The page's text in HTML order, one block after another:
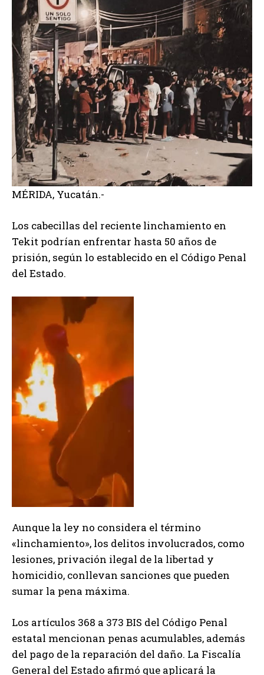
MÉRIDA, Yucatán.-
Los cabecillas del reciente linchamiento en
Tekit podrían enfrentar hasta 50 años de
prisión, según lo establecido en el Código Penal
del Estado.
Aunque la ley no considera el término
«linchamiento», los delitos involucrados, como
lesiones, privación ilegal de la libertad y
homicidio, conllevan sanciones que pueden
sumar la pena máxima.
Los artículos 368 a 373 BIS del Código Penal
estatal mencionan penas acumulables, además
del pago de la reparación del daño. La Fiscalía
General del Estado afirmó que aplicará la